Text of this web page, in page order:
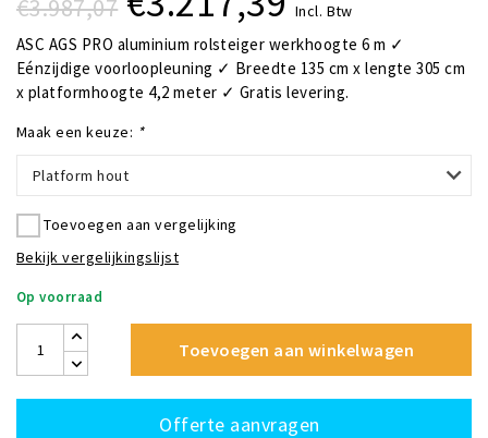
€3.987,07 Incl. Btw
ASC AGS PRO aluminium rolsteiger werkhoogte 6 m ✓
Eénzijdige voorloopleuning ✓ Breedte 135 cm x lengte 305 cm
x platformhoogte 4,2 meter ✓ Gratis levering.
Maak een keuze: *
Platform hout
Toevoegen aan vergelijking
Bekijk vergelijkingslijst
Op voorraad
Toevoegen aan winkelwagen
Offerte aanvragen